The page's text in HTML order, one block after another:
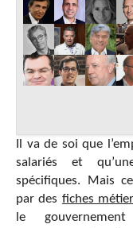
Il va de soi que
salariés et
spécifiques. Mais
par des fiches
le